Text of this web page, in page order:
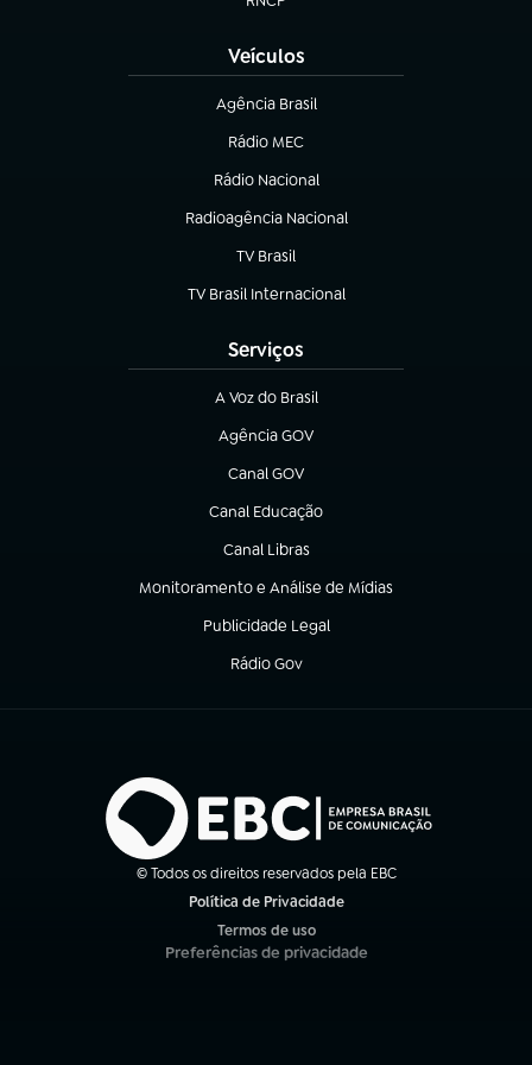
(abre em nova aba)
Veículos
Agência Brasil
(abre em nova aba)
Rádio MEC
(abre em nova aba)
Rádio Nacional
Radioagência Nacional
(abre em nova aba)
TV Brasil
(abre em nova aba)
TV Brasil Internacional
(abre em nova aba)
Serviços
A Voz do Brasil
(abre em nova aba)
Agência GOV
(abre em nova aba)
Canal GOV
(abre em nova aba)
Canal Educação
(abre em nova aba)
Canal Libras
(abre em nova aba)
Monitoramento e Análise de Mídias
(abre em nova aba)
Publicidade Legal
(abre em nova aba)
Rádio Gov
(abre em nova aba)
© Todos os direitos reservados pela EBC
Política de Privacidade
Termos de uso
(abre em nova aba)
Preferências de privacidade